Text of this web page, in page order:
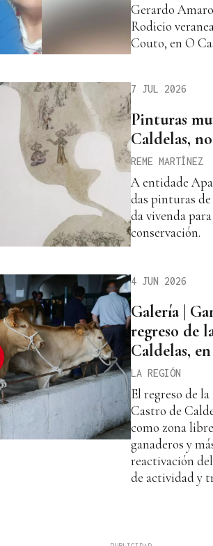
Gerardo
Rodicio
Couto, en O
7 JUL 2026
Pinturas
Caldelas,
REME MARTÍNEZ
A entidade
das pinturas
da vivenda
conservación.
4 JUN 2026
Galería |
regreso de
Caldelas,
LA REGIÓN
El regreso de
Castro de
como zona
ganaderos y
reactivación
de actividad y